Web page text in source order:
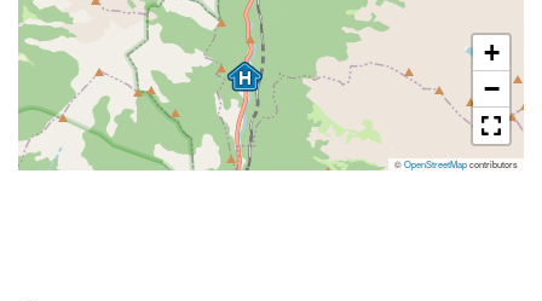
+
−
©OpenStreetMapcontributors